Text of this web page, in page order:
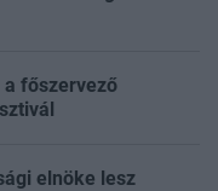
főszervező
elnöke lesz